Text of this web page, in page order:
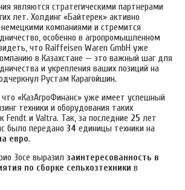
являются стратегическими партнерами
лет. Холдинг «Байтерек» активно
компаниями и стремится
особенно в агропромышленном
что Raiffeisen Waren GmbH уже
в Казахстане — это важный шаг для
и укрепления ваших позиций на
Рустам Карагойшин.
«КазАгроФинанс» уже имеет успешный
техники и оборудования таких
Fendt и Valtra. Так, за последние 25 лет
было передано 34 единицы техники на
евро.
Зосе выразил заинтересованность в
по сборке сельхозтехники в